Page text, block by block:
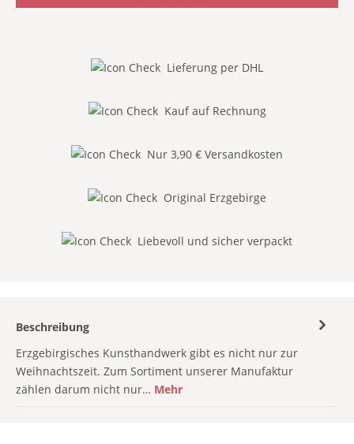
Lieferung per DHL
Kauf auf Rechnung
Nur 3,90 € Versandkosten
Original Erzgebirge
Liebevoll und sicher verpackt
Beschreibung
Erzgebirgisches Kunsthandwerk gibt es nicht nur zur
Weihnachtszeit. Zum Sortiment unserer Manufaktur
zählen darum nicht nur… Mehr